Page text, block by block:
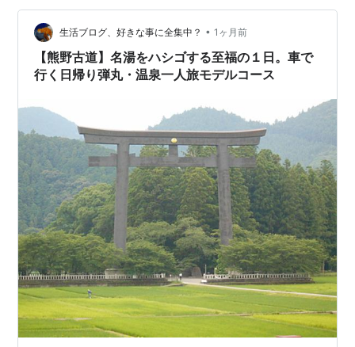
地の空気を感じてみたい……そう考える方は多いのではな
いでしょうか。 私もその一人です。愛知県・三重県から
熊野本宮大社を目指す際、つい「奈良県の十津川…
生活ブログ、好きな事に全集中？ • 1ヶ月前
【熊野古道】名湯をハシゴする至福の１日。車で
行く日帰り弾丸・温泉一人旅モデルコース